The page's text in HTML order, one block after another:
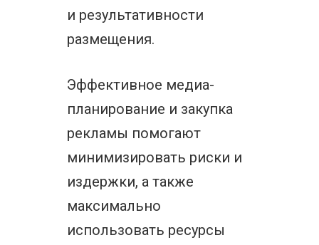
и результативности
размещения.
Эффективное медиа-
планирование и закупка
рекламы помогают
минимизировать риски и
издержки, а также
максимально
использовать ресурсы